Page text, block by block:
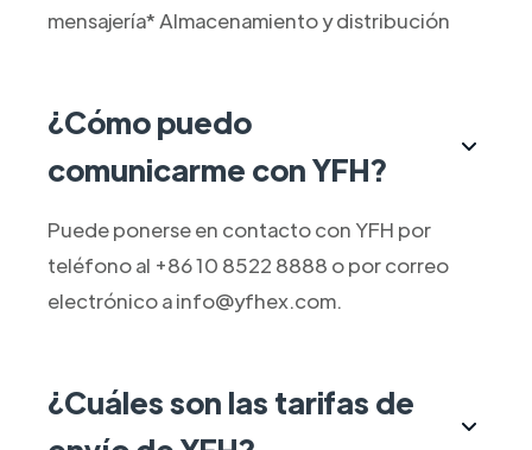
mensajería* Almacenamiento y distribución
¿Cómo puedo
comunicarme con YFH?
Puede ponerse en contacto con YFH por
teléfono al +86 10 8522 8888 o por correo
electrónico a info@yfhex.com.
¿Cuáles son las tarifas de